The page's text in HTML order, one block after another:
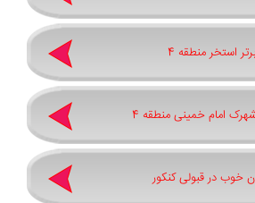
استخر منطقه 4
امام خمینی منطقه 4
خوب در قبولی کنکور